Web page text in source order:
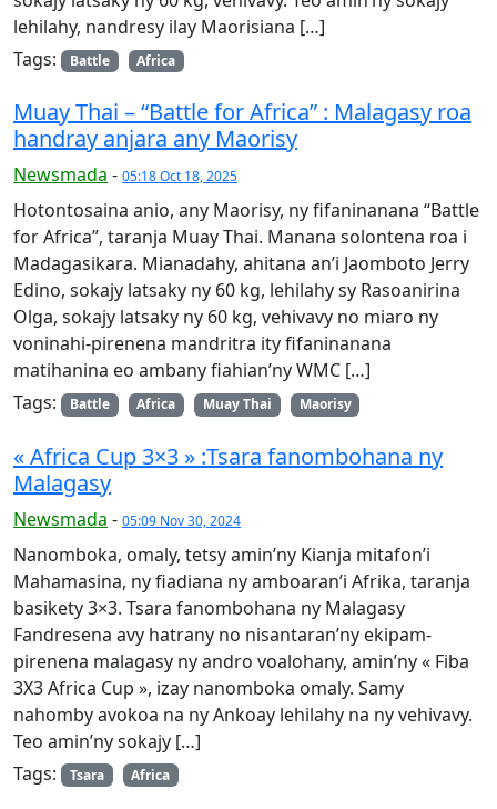
lehilahy, nandresy ilay Maorisiana […]
Tags:
Battle Africa
Muay Thai – “Battle for Africa” : Malagasy roa
handray anjara any Maorisy
Newsmada - 05:18 Oct 18, 2025
Hotontosaina anio, any Maorisy, ny fifaninanana “Battle
for Africa”, taranja Muay Thai. Manana solontena roa i
Madagasikara. Mianadahy, ahitana an’i Jaomboto Jerry
Edino, sokajy latsaky ny 60 kg, lehilahy sy Rasoanirina
Olga, sokajy latsaky ny 60 kg, vehivavy no miaro ny
voninahi-pirenena mandritra ity fifaninanana
matihanina eo ambany fiahian’ny WMC […]
Tags:
Battle Africa Muay Thai Maorisy
« Africa Cup 3×3 » :Tsara fanombohana ny
Malagasy
Newsmada - 05:09 Nov 30, 2024
Nanomboka, omaly, tetsy amin’ny Kianja mitafon’i
Mahamasina, ny fiadiana ny amboaran’i Afrika, taranja
basikety 3×3. Tsara fanombohana ny Malagasy
Fandresena avy hatrany no nisantaran’ny ekipam-
pirenena malagasy ny andro voalohany, amin’ny « Fiba
3X3 Africa Cup », izay nanomboka omaly. Samy
nahomby avokoa na ny Ankoay lehilahy na ny vehivavy.
Teo amin’ny sokajy […]
Tags:
Tsara Africa